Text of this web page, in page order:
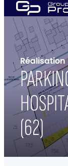
Aller
au
contenu
Groupe
Projex
Réalisation
(62)